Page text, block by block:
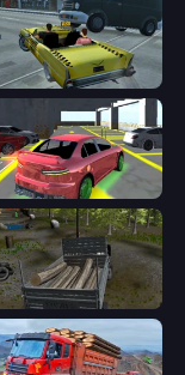
Taxi Simulator
Parking
Russian Delivery Club Baikal